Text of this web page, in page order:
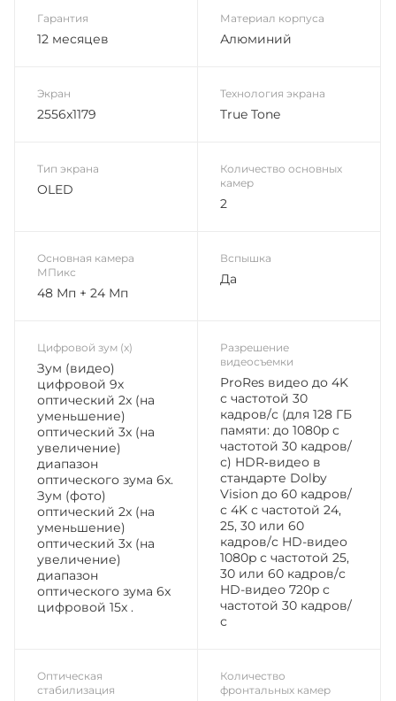
Гарантия
12 месяцев
Материал корпуса
Алюминий
Экран
2556x1179
Технология экрана
True Tone
Тип экрана
OLED
Количество основных
камер
2
Основная камера
МПикс
48 Мп + 24 Мп
Вспышка
Да
Цифровой зум (x)
Зум (видео)
цифровой 9х
оптический 2x (на
уменьшение)
оптический 3x (на
увеличение)
диапазон
оптического зума 6x.
Зум (фото)
оптический 2x (на
уменьшение)
оптический 3x (на
увеличение)
диапазон
оптического зума 6x
цифровой 15x .
Разрешение
видеосъемки
ProRes видео до 4K
с частотой 30
кадров/с (для 128 ГБ
памяти: до 1080p с
частотой 30 кадров/
с) HDR‑видео в
стандарте Dolby
Vision до 60 кадров/
с 4K с частотой 24,
25, 30 или 60
кадров/с HD-видео
1080p с частотой 25,
30 или 60 кадров/с
HD-видео 720p с
частотой 30 кадров/
с
Оптическая
стабилизация
Количество
фронтальных камер